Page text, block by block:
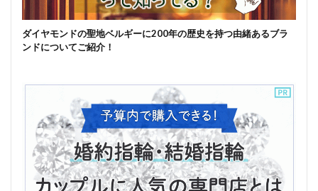
ダイヤモンドの聖地ベルギーに200年の歴史を持つ由緒あるブラ
ンドについてご紹介！